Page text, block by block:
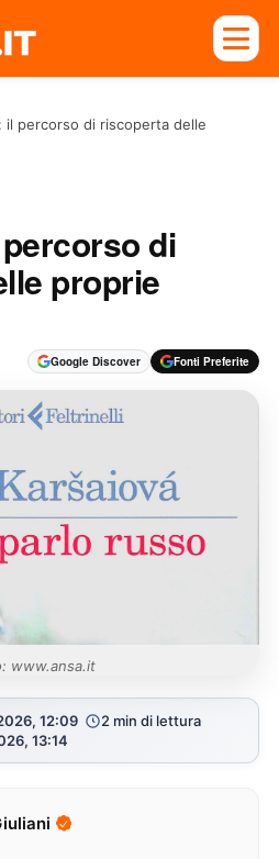
il percorso di riscoperta delle
di
proprie
Google Discover Fonti Preferite
www.ansa.it
12:09
2 min di lettura
13:14